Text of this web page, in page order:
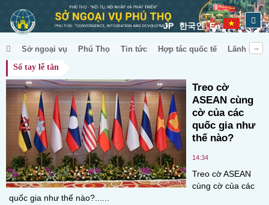
JP 한국인 En
Sở ngoại vụ Phú Thọ Tin tức Hợp tác quốc tế
Lãnh sự &
Sổ tay lễ tân
Treo cờ
ASEAN cùng
cờ của các
quốc gia như
thế nào?
14:34
Treo cờ ASEAN
cùng cờ của các
quốc gia như thế nào?......